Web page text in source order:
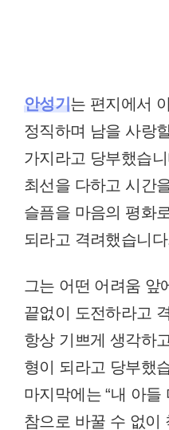
안성기는 편지에서
정직하며 남을 사랑
가지라고 당부했습
최선을 다하고 시간
슬픔을 마음의 평화
되라고 격려했습니
그는 어떤 어려움 앞
끝없이 도전하라고
항상 기쁘게 생각하
형이 되라고 당부했
마지막에는 “내 아들
참으로 바꿀 수 없이